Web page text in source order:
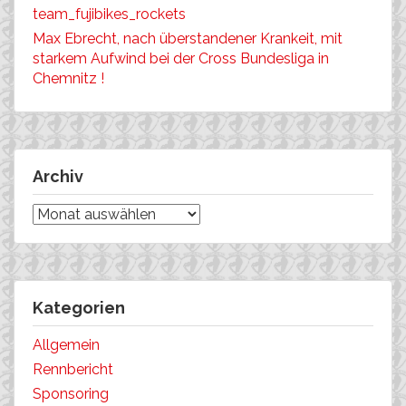
team_fujibikes_rockets
Max Ebrecht, nach überstandener Krankeit, mit
starkem Aufwind bei der Cross Bundesliga in
Chemnitz !
Archiv
Archiv
Kategorien
Allgemein
Rennbericht
Sponsoring